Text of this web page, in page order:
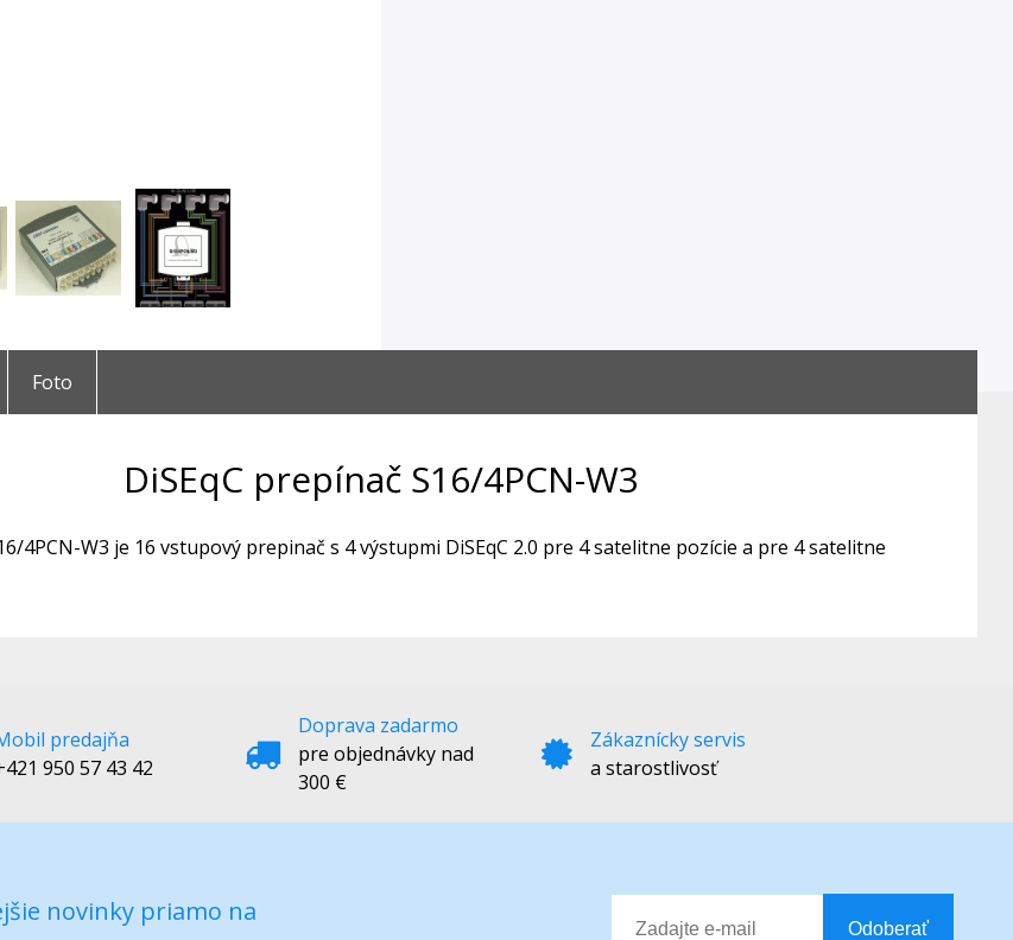
Foto
DiSEqC prepínač S16/4PCN-W3
4PCN-W3 je 16 vstupový prepinač s 4 výstupmi DiSEqC 2.0 pre 4 satelitne pozície a pre 4 satelitne
predajňa
950 57 43 42
Doprava zadarmo
pre objednávky nad
300 €
Zákaznícky servis
a starostlivosť
novinky priamo na
Odoberať